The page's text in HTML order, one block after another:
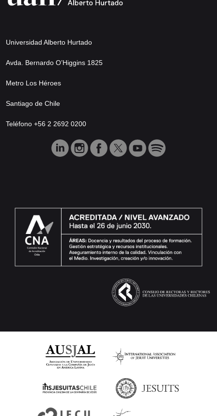
Universidad Alberto Hurtado
Avda. Bernardo O’Higgins 1825
Metro Los Héroes
Santiago de Chile
Teléfono +56 2 2692 0200